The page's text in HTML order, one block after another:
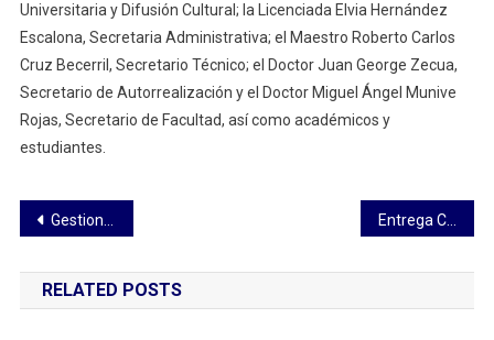
Universitaria y Difusión Cultural; la Licenciada Elvia Hernández
Escalona, Secretaria Administrativa; el Maestro Roberto Carlos
Cruz Becerril, Secretario Técnico; el Doctor Juan George Zecua,
Secretario de Autorrealización y el Doctor Miguel Ángel Munive
Rojas, Secretario de Facultad, así como académicos y
estudiantes.
Navegación
de
entradas
Gestiona Diputada Leticia Martínez mil 500 árboles para escuelas de Atltzayanca Entrega CEDH iniciativa en materia de violencia vicaria al Congreso del Estado
RELATED POSTS